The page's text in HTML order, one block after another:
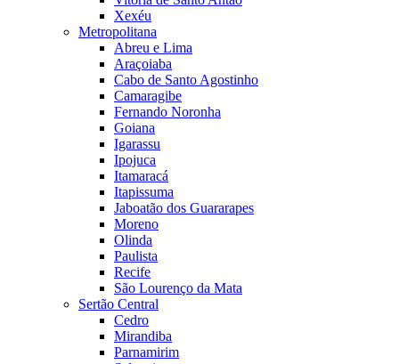
Xexéu
Metropolitana
Abreu e Lima
Araçoiaba
Cabo de Santo Agostinho
Camaragibe
Fernando Noronha
Goiana
Igarassu
Ipojuca
Itamaracá
Itapissuma
Jaboatão dos Guararapes
Moreno
Olinda
Paulista
Recife
São Lourenço da Mata
Sertão Central
Cedro
Mirandiba
Parnamirim